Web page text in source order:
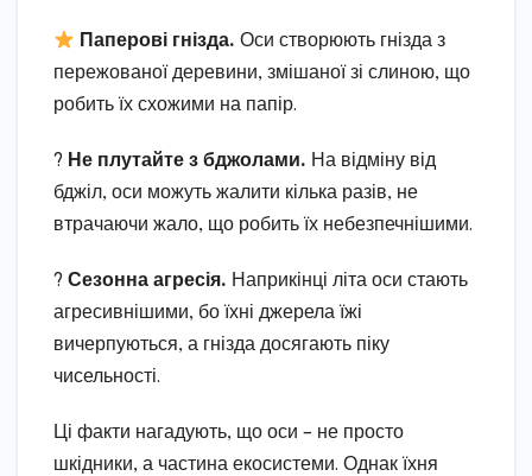
Паперові гнізда. Оси створюють гнізда з
пережованої деревини, змішаної зі слиною, що
робить їх схожими на папір.
? Не плутайте з бджолами. На відміну від
бджіл, оси можуть жалити кілька разів, не
втрачаючи жало, що робить їх небезпечнішими.
? Сезонна агресія. Наприкінці літа оси стають
агресивнішими, бо їхні джерела їжі
вичерпуються, а гнізда досягають піку
чисельності.
Ці факти нагадують, що оси – не просто
шкідники, а частина екосистеми. Однак їхня